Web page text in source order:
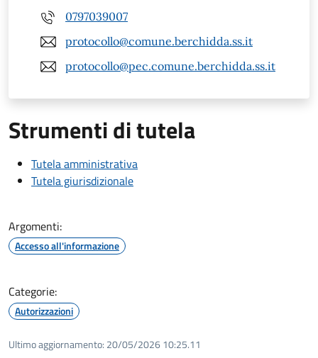
0797039007
protocollo@comune.berchidda.ss.it
protocollo@pec.comune.berchidda.ss.it
Strumenti di tutela
Tutela amministrativa
Tutela giurisdizionale
Argomenti:
Accesso all'informazione
Categorie:
Autorizzazioni
Ultimo aggiornamento: 20/05/2026 10:25.11